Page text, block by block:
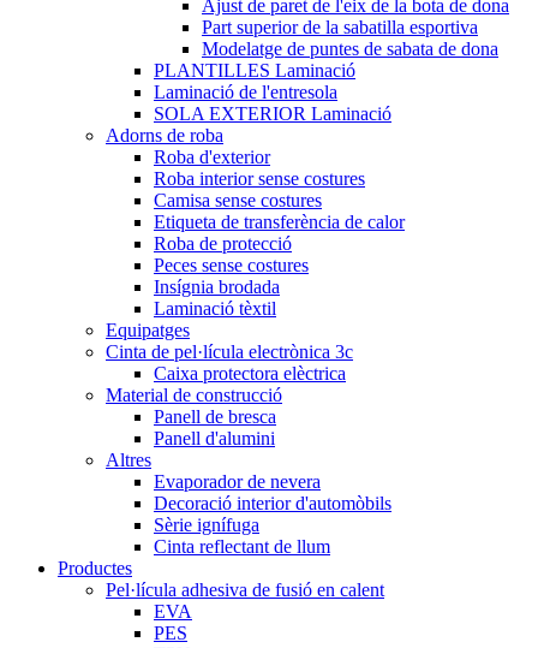
Ajust de paret de l'eix de la bota de dona
Part superior de la sabatilla esportiva
Modelatge de puntes de sabata de dona
PLANTILLES Laminació
Laminació de l'entresola
SOLA EXTERIOR Laminació
Adorns de roba
Roba d'exterior
Roba interior sense costures
Camisa sense costures
Etiqueta de transferència de calor
Roba de protecció
Peces sense costures
Insígnia brodada
Laminació tèxtil
Equipatges
Cinta de pel·lícula electrònica 3c
Caixa protectora elèctrica
Material de construcció
Panell de bresca
Panell d'alumini
Altres
Evaporador de nevera
Decoració interior d'automòbils
Sèrie ignífuga
Cinta reflectant de llum
Productes
Pel·lícula adhesiva de fusió en calent
EVA
PES